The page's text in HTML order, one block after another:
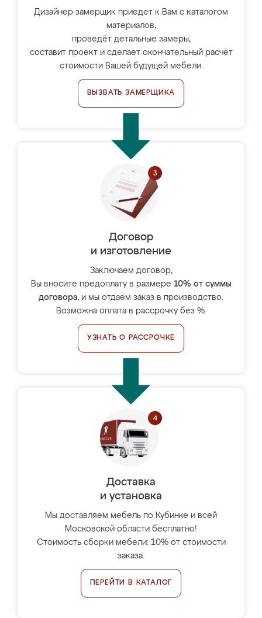
Дизайнер-замерщик приедет к Вам с каталогом
материалов,
проведёт детальные замеры,
составит проект и сделает окончательный расчёт
стоимости Вашей будущей мебели.
ВЫЗВАТЬ ЗАМЕРЩИКА
Договор
и изготовление
Заключаем договор,
Вы вносите предоплату в размере 10% от суммы
договора, и мы отдаём заказ в производство.
Возможна оплата в рассрочку без %.
УЗНАТЬ О РАССРОЧКЕ
Доставка
и установка
Мы доставляем мебель по Кубинке и всей
Московской области бесплатно!
Стоимость сборки мебели: 10% от стоимости
заказа.
ПЕРЕЙТИ В КАТАЛОГ